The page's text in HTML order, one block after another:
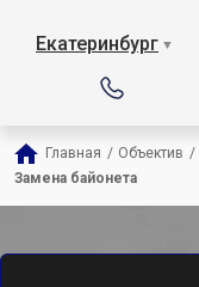
Екатеринбург ▼
Главная / Объектив /
Замена байонета